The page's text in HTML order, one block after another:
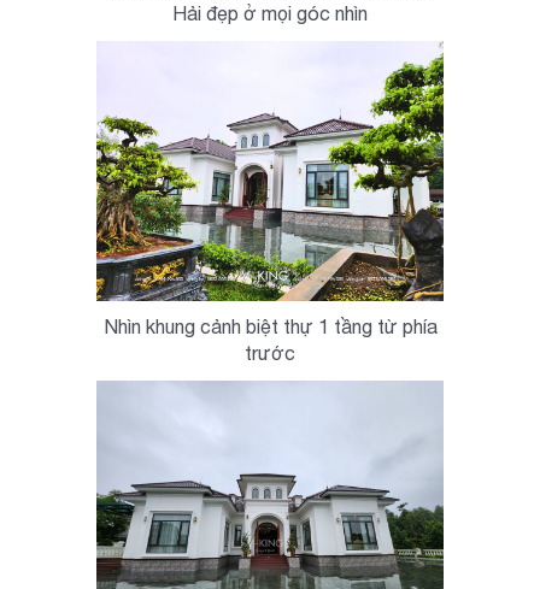
Hải đẹp ở mọi góc nhìn
Nhìn khung cảnh biệt thự 1 tầng từ phía
trước